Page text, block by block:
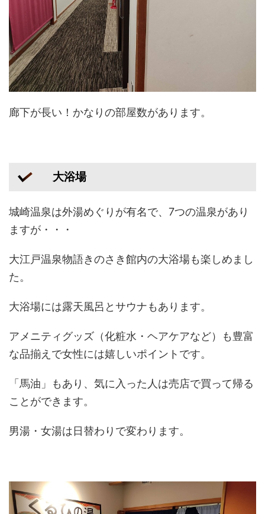
廊下が長い！かなりの部屋数があります。
大浴場
城崎温泉は外湯めぐりが有名で、7つの温泉があり
ますが・・・
大江戸温泉物語きのさき館内の大浴場も楽しめまし
た。
大浴場には露天風呂とサウナもあります。
アメニティグッズ（化粧水・ヘアケアなど）も豊富
な品揃えで女性には嬉しいポイントです。
「馬油」もあり、気に入った人は売店で買って帰る
ことができます。
男湯・女湯は日替わりで変わります。